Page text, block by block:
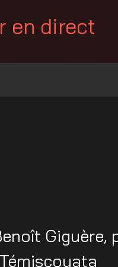
en direct
nautique de
de la Gaspésie
Giguère,